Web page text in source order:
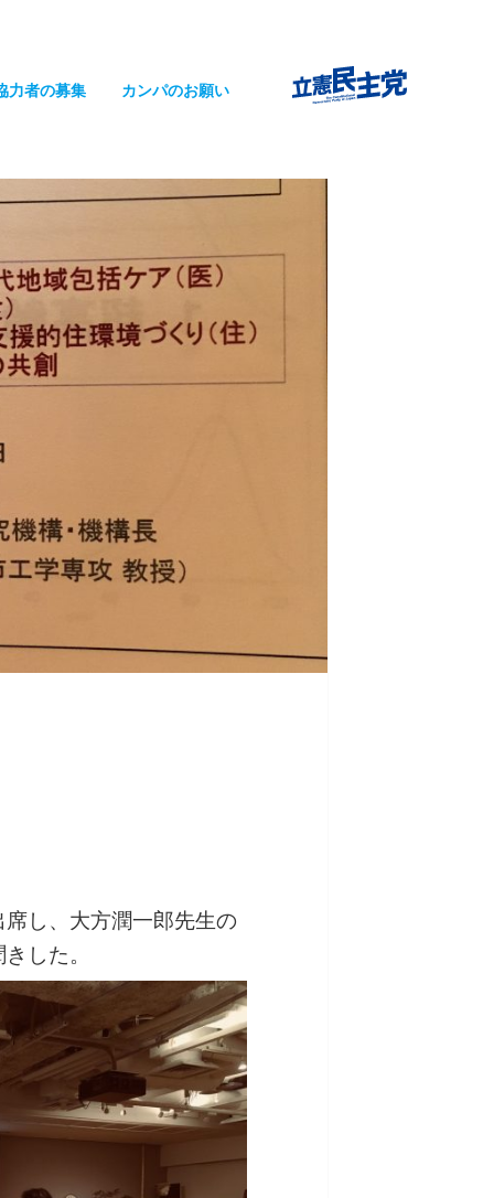
力者の募集 カンパのお願い
し、大方潤一郎先生の
した。